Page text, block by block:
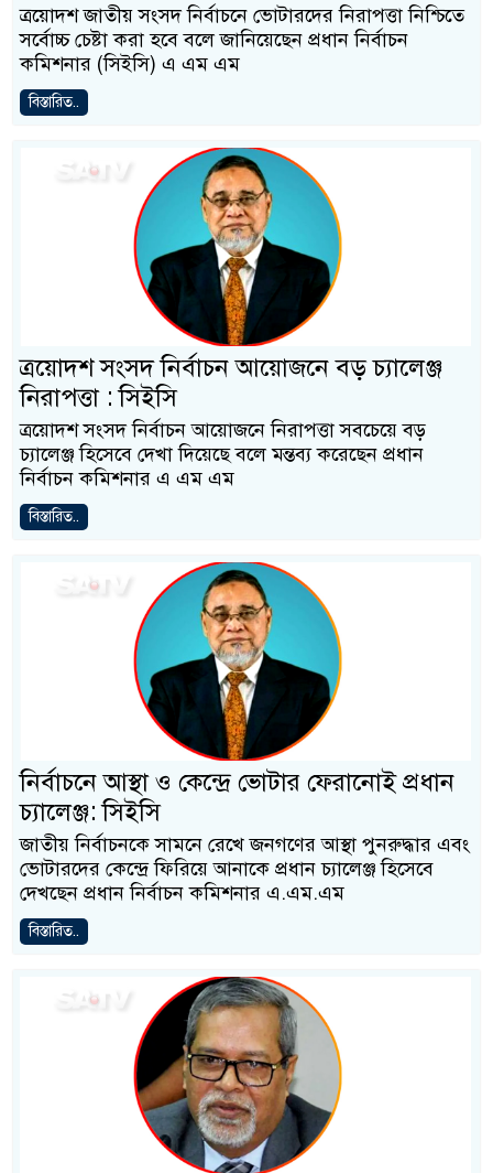
ত্রয়োদশ জাতীয় সংসদ নির্বাচনে ভোটারদের নিরাপত্তা নিশ্চিতে
সর্বোচ্চ চেষ্টা করা হবে বলে জানিয়েছেন প্রধান নির্বাচন
কমিশনার (সিইসি) এ এম এম
বিস্তারিত..
ত্রয়োদশ সংসদ নির্বাচন আয়োজনে বড় চ্যালেঞ্জ
নিরাপত্তা : সিইসি
ত্রয়োদশ সংসদ নির্বাচন আয়োজনে নিরাপত্তা সবচেয়ে বড়
চ্যালেঞ্জ হিসেবে দেখা দিয়েছে বলে মন্তব্য করেছেন প্রধান
নির্বাচন কমিশনার এ এম এম
বিস্তারিত..
নির্বাচনে আস্থা ও কেন্দ্রে ভোটার ফেরানোই প্রধান
চ্যালেঞ্জ: সিইসি
জাতীয় নির্বাচনকে সামনে রেখে জনগণের আস্থা পুনরুদ্ধার এবং
ভোটারদের কেন্দ্রে ফিরিয়ে আনাকে প্রধান চ্যালেঞ্জ হিসেবে
দেখছেন প্রধান নির্বাচন কমিশনার এ.এম.এম
বিস্তারিত..